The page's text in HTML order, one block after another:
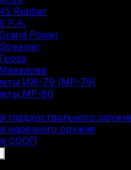
Rubber
Р.А.
Power
ИЖ-79 (МР-79)
МР-80
гладкоствольного
нарезного оружия
ОООП